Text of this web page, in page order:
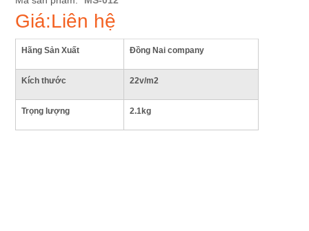
Giá:Liên hệ
Hãng Sản Xuất Đồng Nai company
Kích thước 22v/m2
Trọng lượng 2.1kg